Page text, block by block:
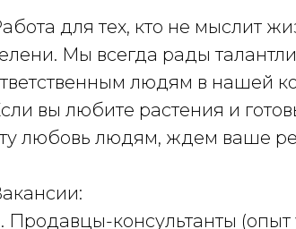
для тех, кто не мыслит
Мы всегда рады
людям в нашей
вы любите растения и
любовь людям, ждем ваше
Продавцы-консультанты (опыт